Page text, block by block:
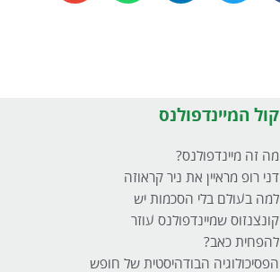
קול המיינדפולנס
מה זה מיינדפולנס?
דני רופ מראיין את ניר קראוזה
למה בעולם בלי הסכמות יש
קונצנזוס שמיינדפולנס עוזר
להפחית כאב?
הפסיכולוגיה הבודהיסטית של חופש